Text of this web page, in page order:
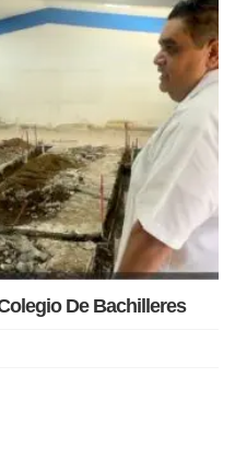
De Bachilleres